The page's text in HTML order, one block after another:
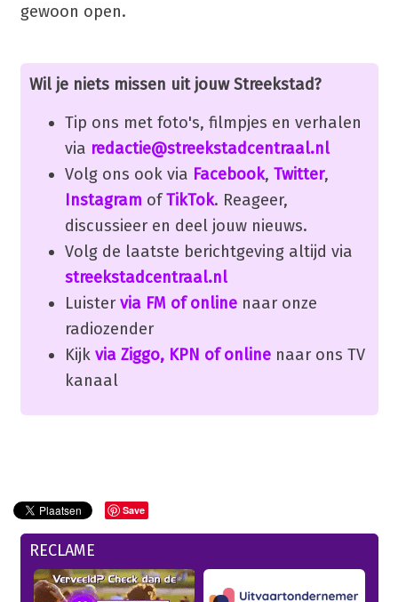
gewoon open.
Wil je niets missen uit jouw Streekstad?
Tip ons met foto's, filmpjes en verhalen
via redactie@streekstadcentraal.nl
Volg ons ook via Facebook, Twitter,
Instagram ofTikTok. Reageer,
discussieer en deel jouw nieuws.
Volg de laatste berichtgeving altijd via
streekstadcentraal.nl
Luister via FM of onlinenaar onze
radiozender
Kijk via Ziggo, KPN of onlinenaar ons TV
kanaal
Save
RECLAME